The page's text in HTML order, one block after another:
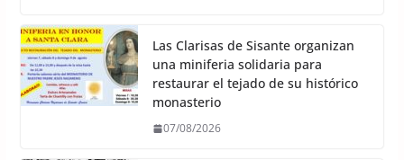
Las Clarisas de Sisante organizan
una miniferia solidaria para
restaurar el tejado de su histórico
monasterio
07/08/2026